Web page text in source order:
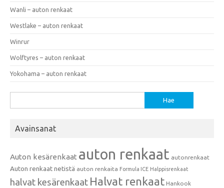
Wanli – auton renkaat
Westlake – auton renkaat
Winrur
Wolftyres – auton renkaat
Yokohama – auton renkaat
Avainsanat
Auton kesärenkaat auton renkaat autonrenkaat
Auton renkaat netistä auton renkaita Formula ICE Halppisrenkaat
halvat kesärenkaat Halvat renkaat Hankook